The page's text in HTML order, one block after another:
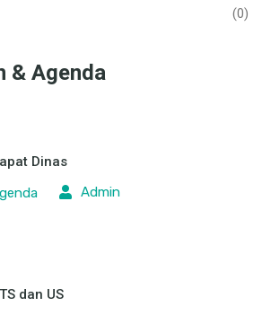
(0)
& Agenda
Dinas
Admin
dan US